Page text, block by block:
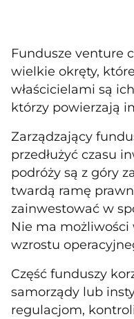
Fundusze venture
wielkie okręty,
właścicielami są
którzy powierzają
Zarządzający
przedłużyć czasu
podróży są z góry
twardą ramę
zainwestować w
Nie ma możliwości
wzrostu
Część funduszy
samorządy lub
regulacjom,